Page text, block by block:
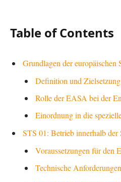
Table of Contents
Grundlagen der europäischen
Definition und
Rolle der EASA bei der
Einordnung in die
STS 01: Betrieb innerhalb
Voraussetzungen für den
Technische